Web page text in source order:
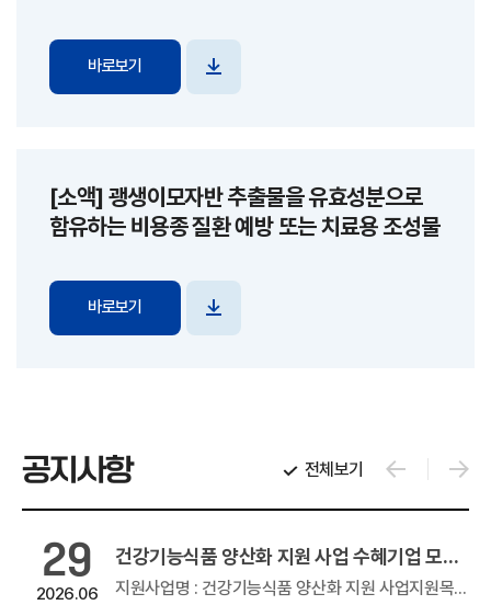
바로보기
파일
[소액] 괭생이모자반 추출물을 유효성분으로
함유하는 비용종 질환 예방 또는 치료용 조성물
바로보기
파일
공지사항
29
2026.06
건강기능식품 양산화 지원 사업 수혜기업 모집 공고
지원사업명 : 건강기능식품 양산화 지원 사업지원목적 : GMP, HACCP 인증 등의 생산 인프라를 활용하여 건강기능식품 제조지원품목명 : 건강...
전체보기